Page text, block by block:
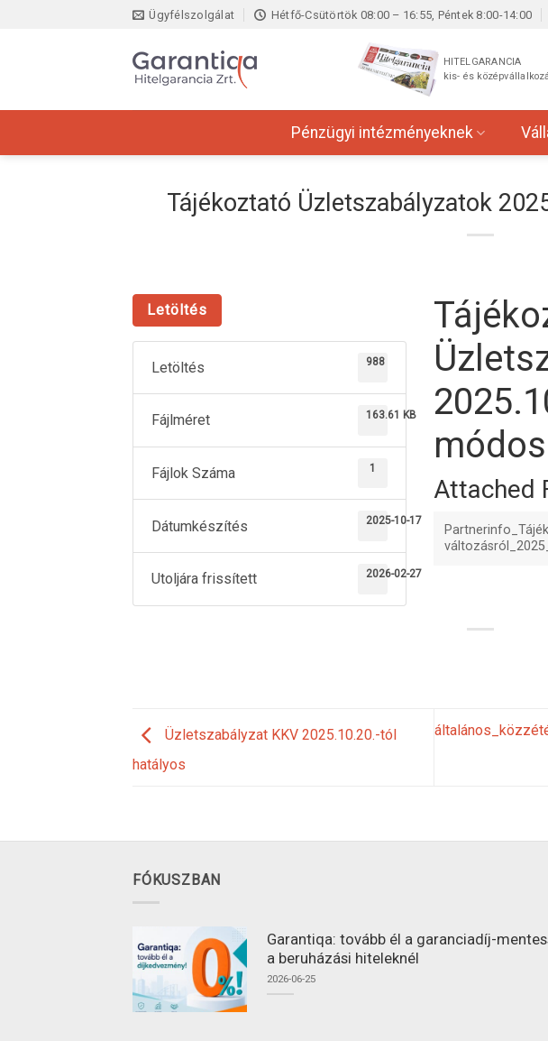
Ügyfélszolgálat Hétfő-Csütörtök 08:00 – 16:55, Péntek 8:00-14:00
HITELGARANCIA
kis- és
Pénzügyi intézményeknek
Tájékoztató Üzletszabályzatok
Letöltés
Letöltés 988
Fájlméret 163.61 KB
Fájlok Száma 1
Dátumkészítés 2025-10-17
Utoljára frissített 2026-02-27
Attached
Üzletszabályzat KKV 2025.10.20.-tól
hatályos
FÓKUSZBAN
Garantiqa: tovább él a garanciadíj-
a beruházási hiteleknél
2026-06-25